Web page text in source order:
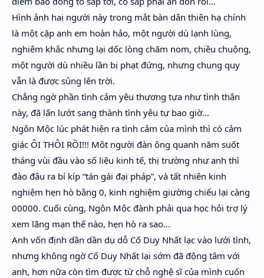
Hình ảnh hai người này trong mắt bàn dân thiên hạ chính
là một cặp anh em hoàn hảo, một người dù lạnh lùng,
nghiêm khắc nhưng lại dốc lòng chăm nom, chiều chuộng,
một người dù nhiều lần bị phạt đứng, nhưng chung quy
vẫn là được sủng lên trời.
Chẳng ngờ phần tình cảm yêu thương tựa như tình thân
này, đã lấn lướt sang thành tình yêu tự bao giờ...
Ngôn Mộc lúc phát hiện ra tình cảm của mình thì có cảm
giác ÔI THÔI RỒI!!! Môt người đàn ông quanh năm suốt
tháng vùi đầu vào số liệu kinh tế, thị trường như anh thì
đào đâu ra bí kíp “tán gái đại pháp”, và tất nhiên kinh
nghiệm hẹn hò bằng 0, kinh nghiệm giường chiếu lại càng
00000. Cuối cùng, Ngôn Mộc đành phải qua học hỏi trợ lý
xem lãng mạn thế nào, hẹn hò ra sao...
Anh vốn định dần dần dụ dỗ Cố Duy Nhất lạc vào lưới tình,
nhưng không ngờ Cố Duy Nhất lại sớm đã động tâm với
anh, hơn nữa còn tìm được từ chỗ nghệ sĩ của mình cuốn